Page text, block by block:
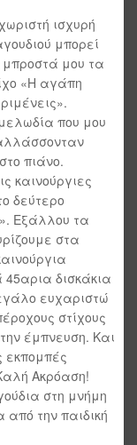
ισχυρή
μπορεί
μπροστά μου τα
«Η αγάπη
που μου
πιάνο.
καινούργιες
δεύτερο
Εξάλλου τα
στα
δισκάκια
ευχαριστώ
στίχους
έμπνευση. Και
εκπομπές
Ακρόαση!
στη μνήμη
την παιδική